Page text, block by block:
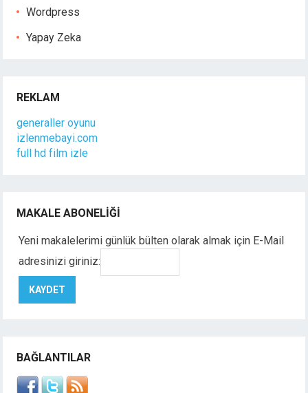
Wordpress
Yapay Zeka
REKLAM
generaller oyunu
izlenmebayi.com
full hd film izle
MAKALE ABONELIĞI
Yeni makalelerimi günlük bülten olarak almak için E-Mail
adresinizi giriniz:
BAĞLANTILAR